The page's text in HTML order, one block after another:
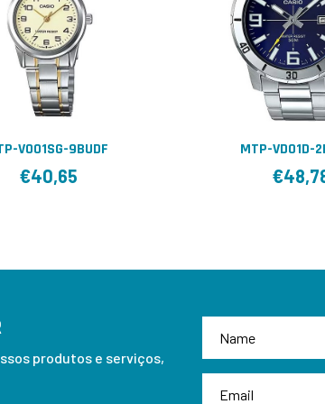
V001SG-9BUDF
€40,65
MTP-VD01D-
€
produtos e serviços,